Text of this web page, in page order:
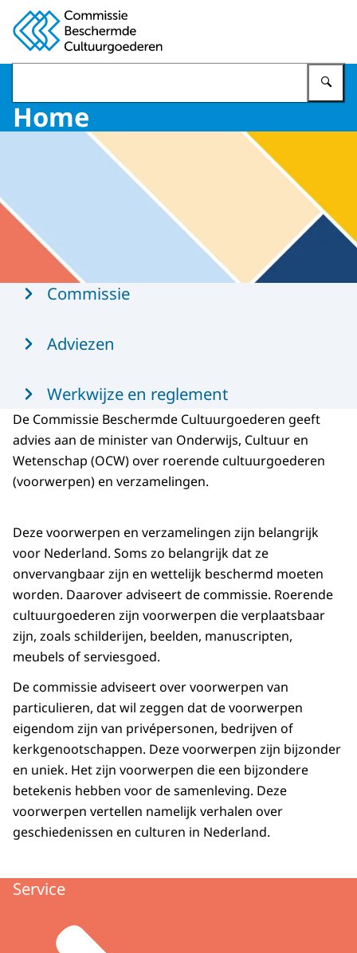
Naar de homepage van Commissie Beschermde
Home
MenuCommissie
Adviezen
Werkwijze en reglement
De Commissie Beschermde Cultuurgoederen geeft
advies aan de minister van Onderwijs, Cultuur en
Wetenschap (OCW) over roerende cultuurgoederen
(voorwerpen) en verzamelingen.
Deze voorwerpen en verzamelingen zijn belangrijk
voor Nederland. Soms zo belangrijk dat ze
onvervangbaar zijn en wettelijk beschermd moeten
worden. Daarover adviseert de commissie. Roerende
cultuurgoederen zijn voorwerpen die verplaatsbaar
zijn, zoals schilderijen, beelden, manuscripten,
meubels of serviesgoed.
De commissie adviseert over voorwerpen van
particulieren, dat wil zeggen dat de voorwerpen
eigendom zijn van privépersonen, bedrijven of
kerkgenootschappen. Deze voorwerpen zijn bijzonder
en uniek. Het zijn voorwerpen die een bijzondere
betekenis hebben voor de samenleving. Deze
voorwerpen vertellen namelijk verhalen over
geschiedenissen en culturen in Nederland.
Service